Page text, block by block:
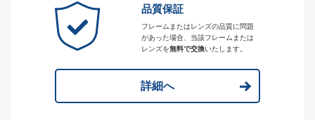
品質保証
フレームまたはレンズの品質に問題
があった場合、当該フレームまたは
レンズを無料で交換いたします。
詳細へ